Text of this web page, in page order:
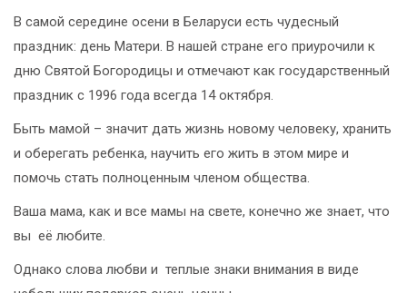
В самой середине осени в Беларуси есть чудесный
праздник: день Матери. В нашей стране его приурочили к
дню Святой Богородицы и отмечают как государственный
праздник с 1996 года всегда 14 октября.
Быть мамой – значит дать жизнь новому человеку, хранить
и оберегать ребенка, научить его жить в этом мире и
помочь стать полноценным членом общества.
Ваша мама, как и все мамы на свете, конечно же знает, что
вы её любите.
Однако слова любви и теплые знаки внимания в виде